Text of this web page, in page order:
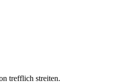
trefflich streiten.